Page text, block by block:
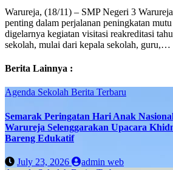
Warureja, (18/11) – SMP Negeri 3
penting dalam perjalanan peningkatan
digelarnya kegiatan visitasi reakreditasi
sekolah, mulai dari kepala sekolah, guru,…
Berita Lainnya :
Agenda Sekolah Berita Terbaru
Semarak Peringatan Hari Anak
Warureja Selenggarakan Upacara
Bareng Edukatif
July 23, 2026
admin web